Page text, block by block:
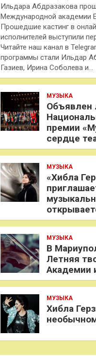
Ильдара Абдразакова
Международной академии
Прошедшие кастинг в
исполнителей выступили
Читайте наш канал в
программы стали Ильдар
Газиев, Ирина Соболева и…
МУЗЫКА
Объявлен
премии
сердце
МУЗЫКА
«Хибла
МУЗЫКА
В
Летняя
Академии
МУЗЫКА
Хибла